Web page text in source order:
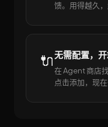
馈。用得越久
🔌无需配置，
在 Agent 商店
点击添加，现在